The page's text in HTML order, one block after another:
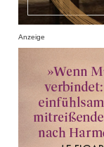
Anzeige